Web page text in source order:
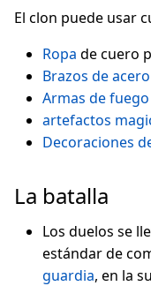
El clon puede usar
Ropa de cuero
Brazos de acero
Armas de fuego
artefactos
Decoraciones
La batalla
Los duelos se
estándar de
guardia, en la